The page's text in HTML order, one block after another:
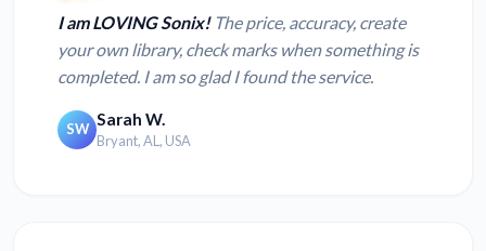
I am LOVING Sonix!The price, accuracy, create
your own library, check marks when something is
completed. I am so glad I found the service.
SW Sarah W.
Bryant, AL, USA